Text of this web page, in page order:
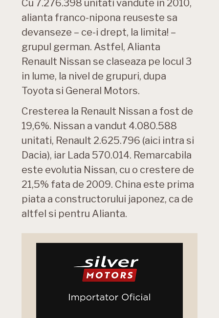
Cu 7.276.398 unitati vandute in 2010,
alianta franco-nipona reuseste sa
devanseze – ce-i drept, la limita! –
grupul german. Astfel, Alianta
Renault Nissan se claseaza pe locul 3
in lume, la nivel de grupuri, dupa
Toyota si General Motors.
Cresterea la Renault Nissan a fost de
19,6%. Nissan a vandut 4.080.588
unitati, Renault 2.625.796 (aici intra si
Dacia), iar Lada 570.014. Remarcabila
este evolutia Nissan, cu o crestere de
21,5% fata de 2009. China este prima
piata a constructorului japonez, ca de
altfel si pentru Alianta.